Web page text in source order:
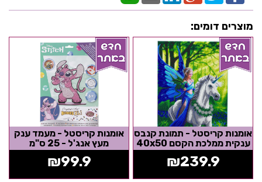
מוצרים דומים:
אומנות קריסטל - תמונת קנבס
ענקית ממלכת הקסם 40x50
₪239.9
אומנות קריסטל - מעמד ענק
מעץ אנג'ל - 25 ס"מ
₪99.9